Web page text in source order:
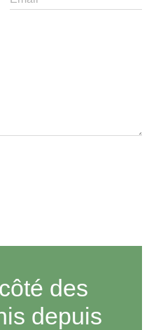
des
depuis